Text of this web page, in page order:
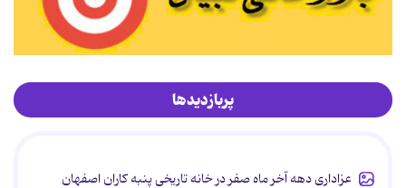
پربازدیدها
عزاداری دهه آخر ماه صفر در خانه تاریخی پنبه کاران اصفهان